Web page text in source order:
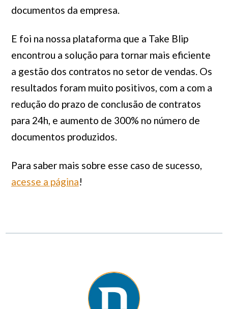
documentos da empresa.
E foi na nossa plataforma que a Take Blip
encontrou a solução para tornar mais eficiente
a gestão dos contratos no setor de vendas. Os
resultados foram muito positivos, com a com a
redução do prazo de conclusão de contratos
para 24h, e aumento de 300% no número de
documentos produzidos.
Para saber mais sobre esse caso de sucesso,
acesse a página!